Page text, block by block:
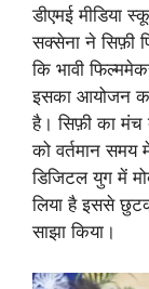
डीएमई मीडिया
सक्सेना ने सिफ़ी
कि भावी
इसका आयोजन का
है। सिफ़ी का मंच
को वर्तमान समय
डिजिटल युग में
लिया है इससे
साझा किया।